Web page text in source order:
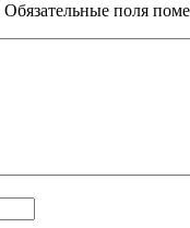
Обязательные поля